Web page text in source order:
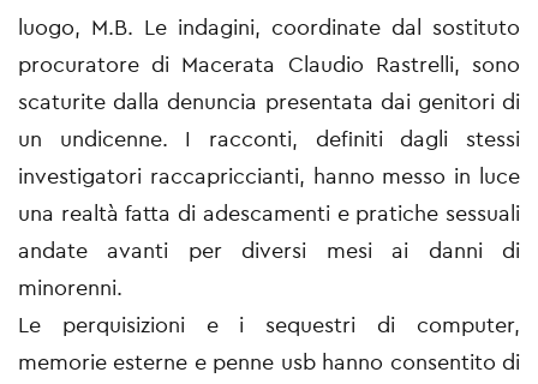
luogo, M.B. Le indagini, coordinate dal sostituto
procuratore di Macerata Claudio Rastrelli, sono
scaturite dalla denuncia presentata dai genitori di
un undicenne. I racconti, definiti dagli stessi
investigatori raccapriccianti, hanno messo in luce
una realtà fatta di adescamenti e pratiche sessuali
andate avanti per diversi mesi ai danni di
minorenni.
Le perquisizioni e i sequestri di computer,
memorie esterne e penne usb hanno consentito di